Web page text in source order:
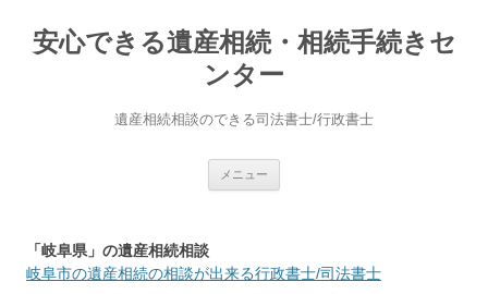
安心できる遺産相続・相続手続きセ
ンター
遺産相続相談のできる司法書士/行政書士
メニュー
キ
「岐阜県」の遺産相続相談
岐阜市の遺産相続の相談が出来る行政書士/司法書士